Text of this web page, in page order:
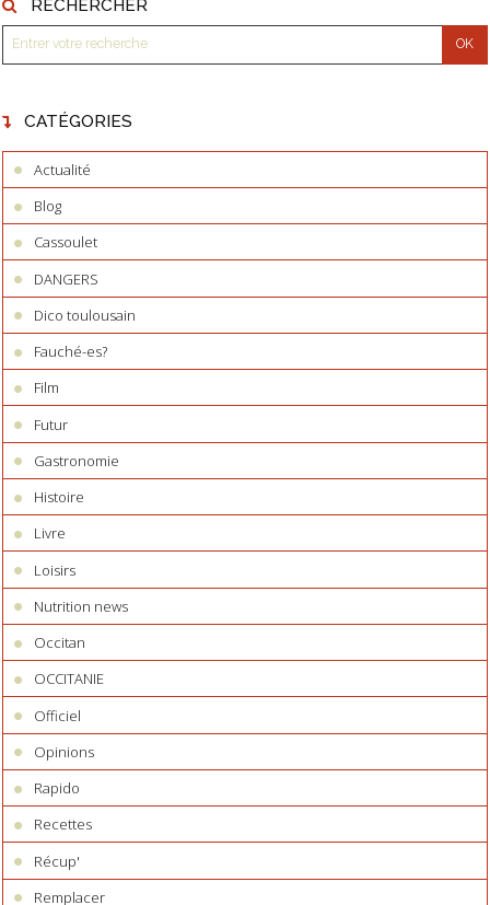
RECHERCHER
CATÉGORIES
Actualité
Blog
Cassoulet
DANGERS
Dico toulousain
Fauché-es?
Film
Futur
Gastronomie
Histoire
Livre
Loisirs
Nutrition news
Occitan
OCCITANIE
Officiel
Opinions
Rapido
Recettes
Récup'
Remplacer